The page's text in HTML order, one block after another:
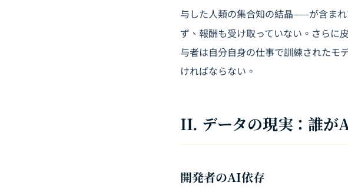
与した人類の集合知の結晶——が含まれ
ず、報酬も受け取っていない。さらに
与者は自分自身の仕事で訓練されたモ
ければならない。
II. データの現実：誰が
開発者のAI依存